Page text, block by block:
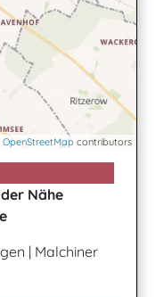
OpenStreetMap contributors
Nähe
| Malchiner